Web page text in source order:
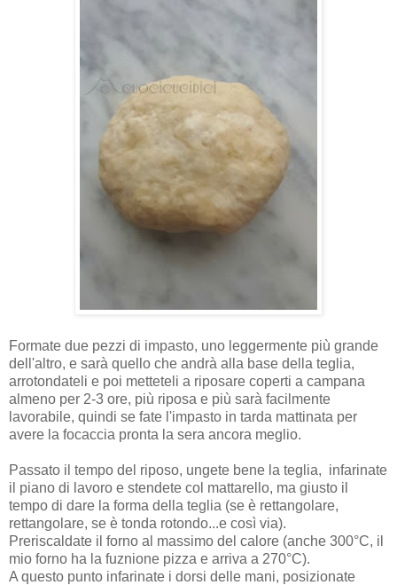
Formate due pezzi di impasto, uno leggermente più grande
dell'altro, e sarà quello che andrà alla base della teglia,
arrotondateli e poi metteteli a riposare coperti a campana
almeno per 2-3 ore, più riposa e più sarà facilmente
lavorabile, quindi se fate l'impasto in tarda mattinata per
avere la focaccia pronta la sera ancora meglio.
Passato il tempo del riposo, ungete bene la teglia, infarinate
il piano di lavoro e stendete col mattarello, ma giusto il
tempo di dare la forma della teglia (se è rettangolare,
rettangolare, se è tonda rotondo...e così via).
Preriscaldate il forno al massimo del calore (anche 300°C, il
mio forno ha la fuznione pizza e arriva a 270°C).
A questo punto infarinate i dorsi delle mani, posizionate